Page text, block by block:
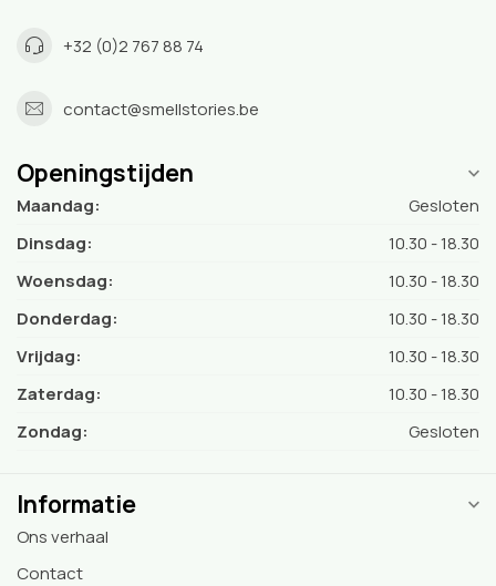
+32 (0)2 767 88 74
contact@smellstories.be
Openingstijden
Maandag:
Gesloten
Dinsdag:
10.30 - 18.30
Woensdag:
10.30 - 18.30
Donderdag:
10.30 - 18.30
Vrijdag:
10.30 - 18.30
Zaterdag:
10.30 - 18.30
Zondag:
Gesloten
Informatie
Ons verhaal
Contact